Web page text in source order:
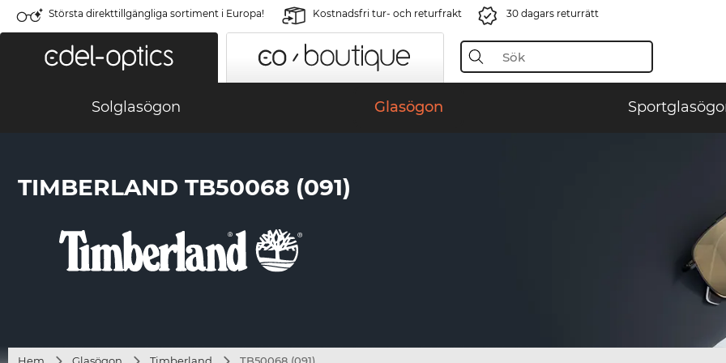
Största direkttillgängliga sortiment i Europa! Kostnadsfri tur- och returfrakt 30 dagars returrätt
Solglasögon Glasögon
TIMBERLAND TB50068 (091)